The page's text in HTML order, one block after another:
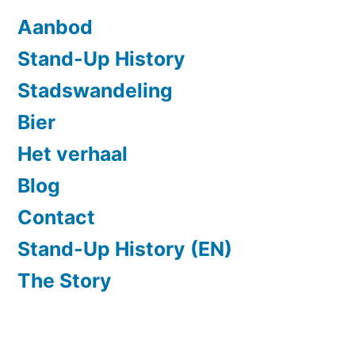
Aanbod
Stand-Up History
Stadswandeling
Bier
Het verhaal
Blog
Contact
Stand-Up History (EN)
The Story